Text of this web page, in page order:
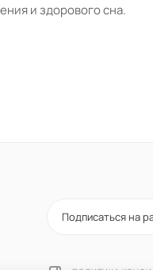
и здорового сна.
Подписаться на